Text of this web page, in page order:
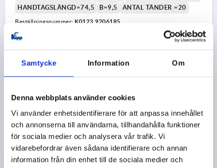
Samtycke Information Om
Denna webbplats använder cookies
Vi använder enhetsidentifierare för att anpassa innehållet
och annonserna till användarna, tillhandahålla funktioner
för sociala medier och analysera vår trafik. Vi
vidarebefordrar även sådana identifierare och annan
information från din enhet till de sociala medier och
HANDTAGSLÄNGD=74,5
B=9,5 ANTAL TÄNDER =20
Beställningsnummer: K0123.9206185
exkl. leveranskostnader